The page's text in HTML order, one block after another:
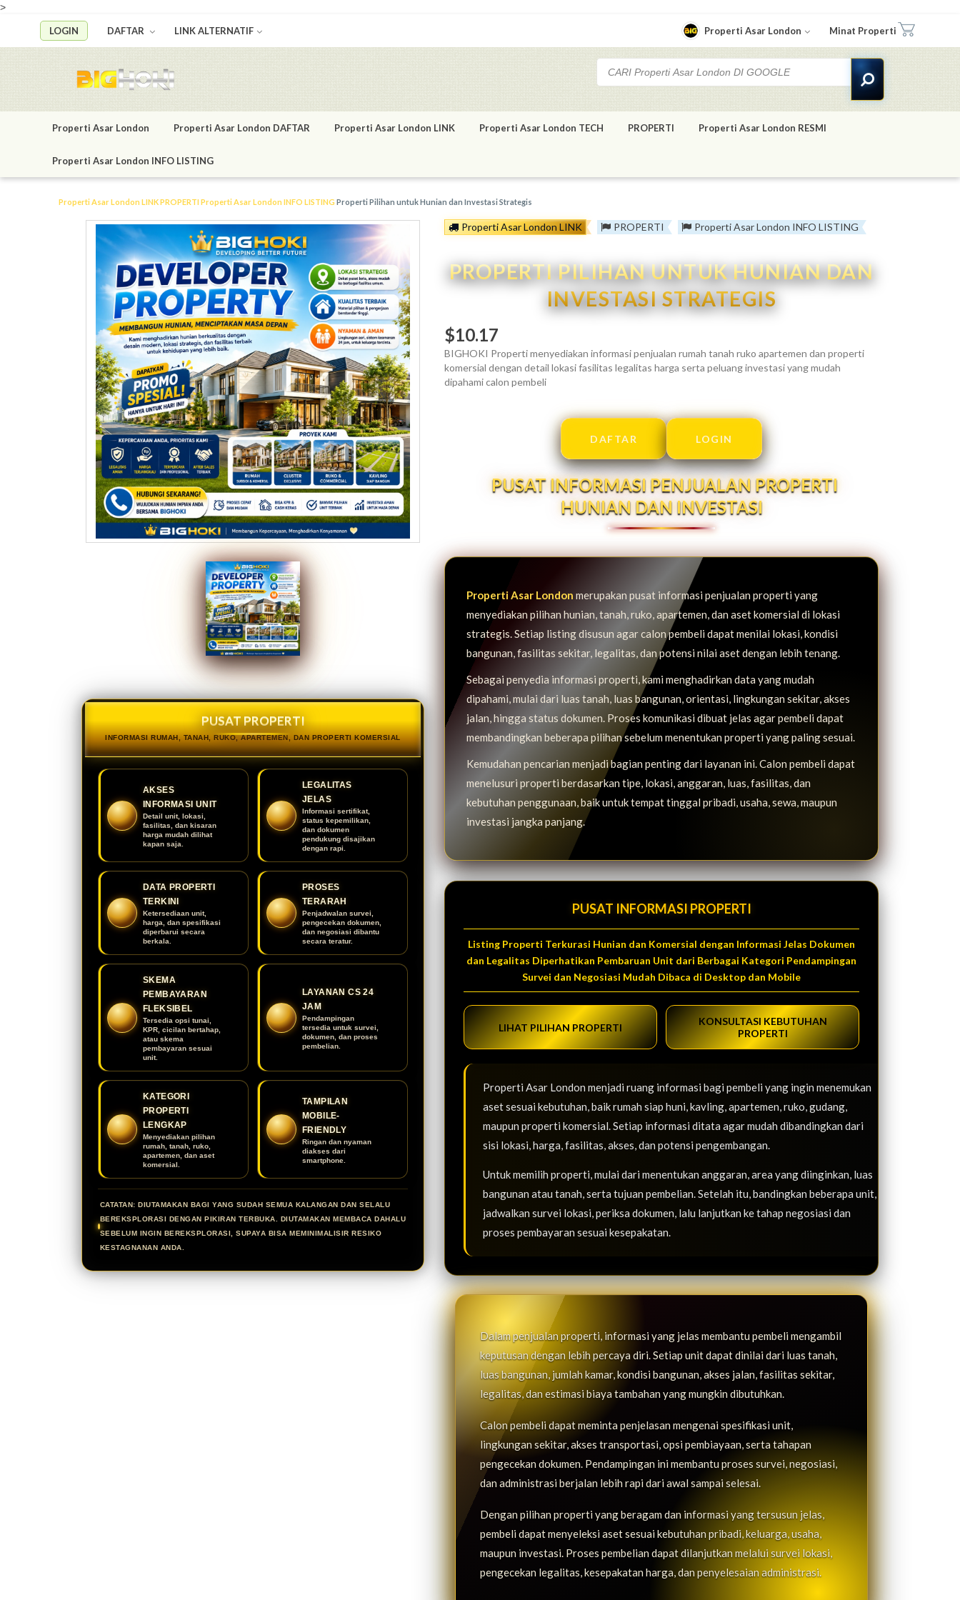
>
LOGIN DAFTAR LINK ALTERNATIF Properti Asar London Minat Properti
Properti Asar London Properti Asar London DAFTAR Properti Asar London LINK Properti Asar London TECH PROPERTI Properti Asar London RESMI
Properti Asar London INFO LISTING
Properti Asar London LINKPROPERTI Properti Asar London INFO LISTING Properti Pilihan untuk Hunian dan Investasi Strategis
PUSAT PROPERTI
INFORMASI RUMAH, TANAH, RUKO, APARTEMEN, DAN PROPERTI KOMERSIAL
AKSES
INFORMASI UNIT
Detail unit, lokasi,
fasilitas, dan kisaran
harga mudah dilihat
kapan saja.
LEGALITAS
JELAS
Informasi sertifikat,
status kepemilikan,
dan dokumen
pendukung disajikan
dengan rapi.
DATA PROPERTI
TERKINI
Ketersediaan unit,
harga, dan spesifikasi
diperbarui secara
berkala.
PROSES
TERARAH
Penjadwalan survei,
pengecekan dokumen,
dan negosiasi dibantu
secara teratur.
SKEMA
PEMBAYARAN
FLEKSIBEL
Tersedia opsi tunai,
KPR, cicilan bertahap,
atau skema
pembayaran sesuai
unit.
LAYANAN CS 24
JAM
Pendampingan
tersedia untuk survei,
dokumen, dan proses
pembelian.
KATEGORI
PROPERTI
LENGKAP
Menyediakan pilihan
rumah, tanah, ruko,
apartemen, dan aset
komersial.
TAMPILAN
MOBILE-
FRIENDLY
Ringan dan nyaman
diakses dari
smartphone.
CATATAN: DIUTAMAKAN BAGI YANG SUDAH SEMUA KALANGAN DAN SELALU
BEREKSPLORASI DENGAN PIKIRAN TERBUKA. DIUTAMAKAN MEMBACA DAHALU
SEBELUM INGIN BEREKSPLORASI, SUPAYA BISA MEMINIMALISIR RESIKO
KESTAGNANAN ANDA.
Properti Asar London LINK PROPERTI Properti Asar London INFO LISTING
PROPERTI PILIHAN UNTUK HUNIAN DAN
INVESTASI STRATEGIS
$10.17
BIGHOKI Properti menyediakan informasi penjualan rumah tanah ruko apartemen dan properti
komersial dengan detail lokasi fasilitas legalitas harga serta peluang investasi yang mudah
dipahami calon pembeli
DAFTAR LOGIN
PUSAT INFORMASI PENJUALAN PROPERTI
HUNIAN DAN INVESTASI
Properti Asar London merupakan pusat informasi penjualan properti yang
menyediakan pilihan hunian, tanah, ruko, apartemen, dan aset komersial di lokasi
strategis. Setiap listing disusun agar calon pembeli dapat menilai lokasi, kondisi
bangunan, fasilitas sekitar, legalitas, dan potensi nilai aset dengan lebih tenang.
Sebagai penyedia informasi properti, kami menghadirkan data yang mudah
dipahami, mulai dari luas tanah, luas bangunan, orientasi, lingkungan sekitar, akses
jalan, hingga status dokumen. Proses komunikasi dibuat jelas agar pembeli dapat
membandingkan beberapa pilihan sebelum menentukan properti yang paling sesuai.
Kemudahan pencarian menjadi bagian penting dari layanan ini. Calon pembeli dapat
menelusuri properti berdasarkan tipe, lokasi, anggaran, luas, fasilitas, dan
kebutuhan penggunaan, baik untuk tempat tinggal pribadi, usaha, sewa, maupun
investasi jangka panjang.
PUSAT INFORMASI PROPERTI
Listing Properti Terkurasi Hunian dan Komersial dengan Informasi Jelas Dokumen
dan Legalitas Diperhatikan Pembaruan Unit dari Berbagai Kategori Pendampingan
Survei dan Negosiasi Mudah Dibaca di Desktop dan Mobile
LIHAT PILIHAN PROPERTI
KONSULTASI KEBUTUHAN
PROPERTI
Properti Asar London menjadi ruang informasi bagi pembeli yang ingin menemukan
aset sesuai kebutuhan, baik rumah siap huni, kavling, apartemen, ruko, gudang,
maupun properti komersial. Setiap informasi ditata agar mudah dibandingkan dari
sisi lokasi, harga, fasilitas, akses, dan potensi pengembangan.
Untuk memilih properti, mulai dari menentukan anggaran, area yang diinginkan, luas
bangunan atau tanah, serta tujuan pembelian. Setelah itu, bandingkan beberapa unit,
jadwalkan survei lokasi, periksa dokumen, lalu lanjutkan ke tahap negosiasi dan
proses pembayaran sesuai kesepakatan.
Dalam penjualan properti, informasi yang jelas membantu pembeli mengambil
keputusan dengan lebih percaya diri. Setiap unit dapat dinilai dari luas tanah,
luas bangunan, jumlah kamar, kondisi bangunan, akses jalan, fasilitas sekitar,
legalitas, dan estimasi biaya tambahan yang mungkin dibutuhkan.
Calon pembeli dapat meminta penjelasan mengenai spesifikasi unit,
lingkungan sekitar, akses transportasi, opsi pembiayaan, serta tahapan
pengecekan dokumen. Pendampingan ini membantu proses survei, negosiasi,
dan administrasi berjalan lebih rapi dari awal sampai selesai.
Dengan pilihan properti yang beragam dan informasi yang tersusun jelas,
pembeli dapat menyeleksi aset sesuai kebutuhan pribadi, keluarga, usaha,
maupun investasi. Proses pembelian dapat dilanjutkan melalui survei lokasi,
pengecekan legalitas, kesepakatan harga, dan penyelesaian administrasi.